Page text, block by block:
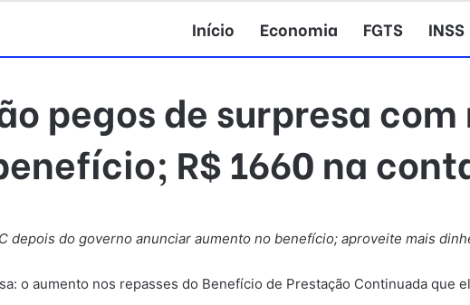
Início Economia FGTS INSS
pegos de surpresa
R$ 1660 na
depois do governo anunciar aumento no benefício; aproveite mais
o aumento nos repasses do Benefício de Prestação Continuada que